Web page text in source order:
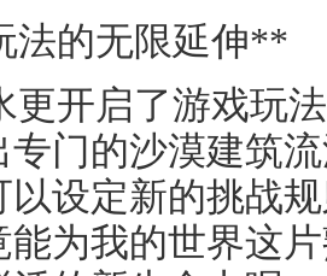
法的无限延伸**
更开启了游戏玩
专门的沙漠建筑
以设定新的挑战
能为我的世界这